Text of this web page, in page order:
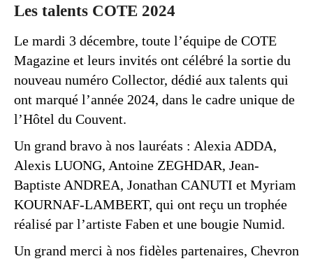
Les talents COTE 2024
Le mardi 3 décembre, toute l’équipe de COTE
Magazine et leurs invités ont célébré la sortie du
nouveau numéro Collector, dédié aux talents qui
ont marqué l’année 2024, dans le cadre unique de
l’Hôtel du Couvent.
Un grand bravo à nos lauréats : Alexia ADDA,
Alexis LUONG, Antoine ZEGHDAR, Jean-
Baptiste ANDREA, Jonathan CANUTI et Myriam
KOURNAF-LAMBERT, qui ont reçu un trophée
réalisé par l’artiste Faben et une bougie Numid.
Un grand merci à nos fidèles partenaires, Chevron